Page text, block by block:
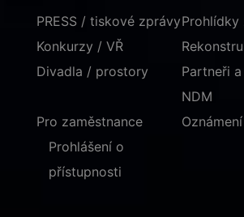
PRESS / tiskové zprávy
Konkurzy / VŘ
Divadla / prostory
Prohlídky
Partneři
NDM
Pro zaměstnance
Oznámení
Prohlášení o
přístupnosti